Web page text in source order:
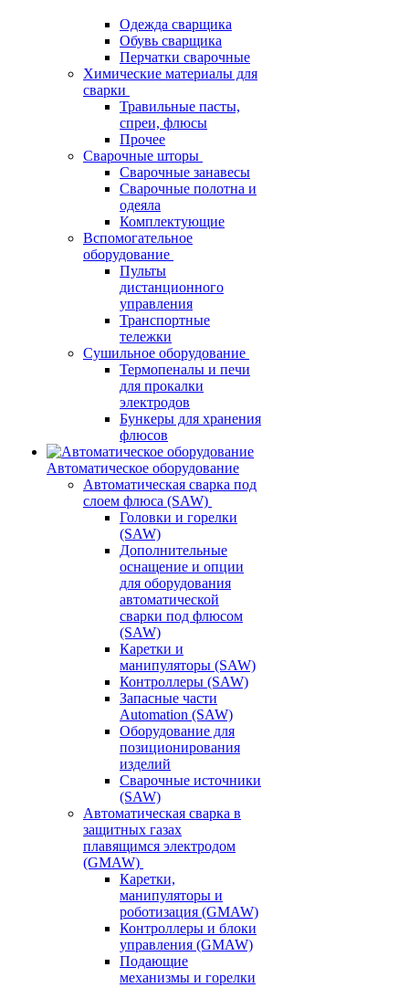
Одежда сварщика
Обувь сварщика
Перчатки сварочные
Химические материалы для
сварки
Травильные пасты,
спреи, флюсы
Прочее
Сварочные шторы
Сварочные занавесы
Сварочные полотна и
одеяла
Комплектующие
Вспомогательное
оборудование
Пульты
дистанционного
управления
Транспортные
тележки
Сушильное оборудование
Термопеналы и печи
для прокалки
электродов
Бункеры для хранения
флюсов
Автоматическое оборудование
Автоматическая сварка под
слоем флюса (SAW)
Головки и горелки
(SAW)
Дополнительные
оснащение и опции
для оборудования
автоматической
сварки под флюсом
(SAW)
Каретки и
манипуляторы (SAW)
Контроллеры (SAW)
Запасные части
Automation (SAW)
Оборудование для
позиционирования
изделий
Сварочные источники
(SAW)
Автоматическая сварка в
защитных газах
плавящимся электродом
(GMAW)
Каретки,
манипуляторы и
роботизация (GMAW)
Контроллеры и блоки
управления (GMAW)
Подающие
механизмы и горелки